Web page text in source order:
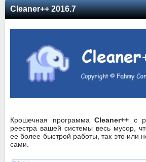
Cleaner++ 2016.7
Крошечная программа Cleaner++ с
реестра вашей системы весь мусор,
ее более быстрой работы, так это или
сами.